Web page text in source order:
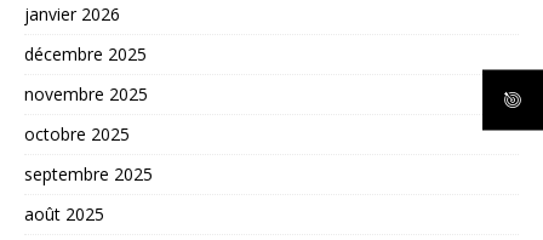
janvier 2026
décembre 2025
novembre 2025
octobre 2025
septembre 2025
août 2025